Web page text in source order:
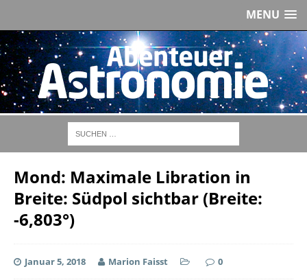
MENU
Mond: Maximale Libration in
Breite: Südpol sichtbar (Breite:
-6,803°)
Januar 5, 2018 Marion Faisst 0